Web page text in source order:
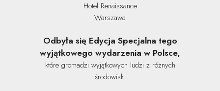
Hotel Renaissance
Warszawa
Odbyła się Edycja Specjalna tego
wyjątkowego wydarzenia w Polsce,
które gromadzi wyjątkowych ludzi z różnych
środowisk.